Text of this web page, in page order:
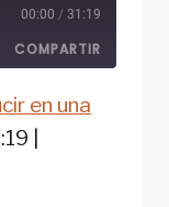
00:00 / 31:19
COMPARTIR
en una